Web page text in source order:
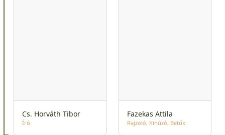
Cs. Horváth Tibor
Író
Fazekas Attila
Rajzoló Kihúzó Betűk